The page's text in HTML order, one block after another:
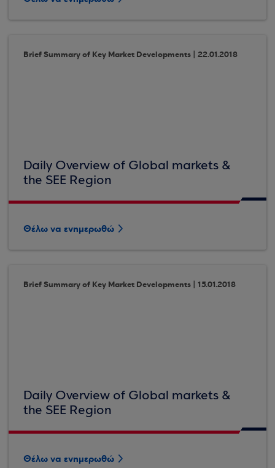
Brief Summary of Key Market Developments | 22.01.2018
Daily Overview of Global markets &
the SEE Region
Θέλω να ενημερωθώ
Brief Summary of Key Market Developments | 15.01.2018
Daily Overview of Global markets &
the SEE Region
Θέλω να ενημερωθώ